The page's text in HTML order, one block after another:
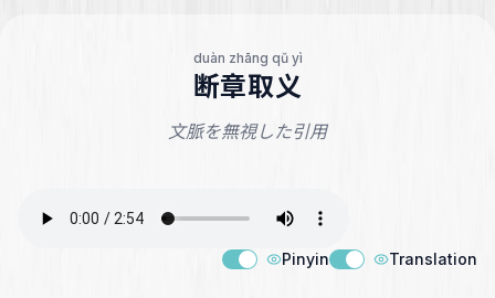
duàn zhāng qǔ yì
断章取义
文脈を無視した引用
Pinyin Translation